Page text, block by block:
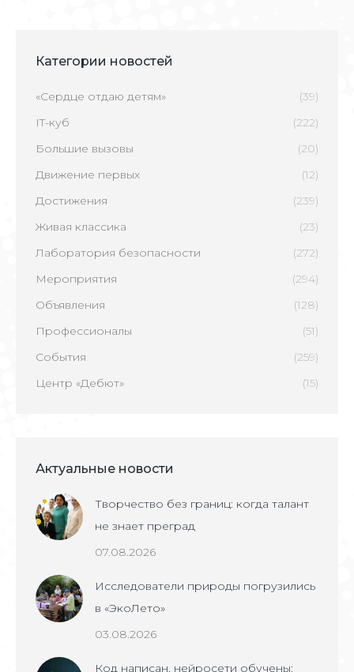
Категории новостей
«Сердце отдаю детям»
(39)
IT-куб
(222)
Большие вызовы
(20)
Движение первых
(12)
Достижения
(239)
Живая классика
(23)
Лаборатория безопасности
(272)
Мероприятия
(294)
Объявления
(128)
Профессионалы
(51)
События
(259)
Центр «Дебют»
(15)
Актуальные новости
Творчество без границ: когда талант
не знает преград
07.08.2026
Исследователи природы погрузились
в «ЭкоЛето»
03.08.2026
Код написан, нейросети обучены: